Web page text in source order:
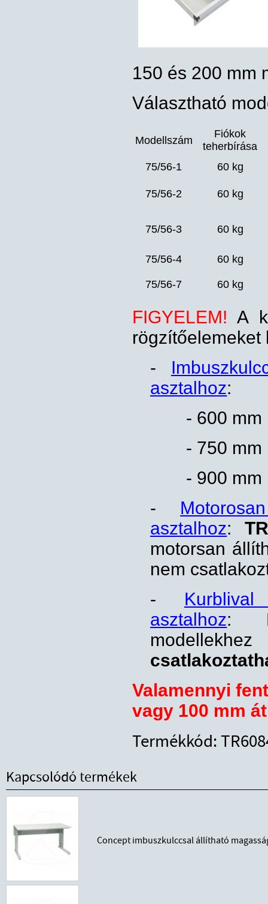
150 és 200 mm
Választható
Modellszám
Fiókok
teherbírása
75/56-1
60 kg
75/56-2 60 kg
75/56-3 60 kg
75/56-4 60 kg
75/56-7 60 kg
FIGYELEM! A
rögzítőelemeket
-
asztalhoz:
- 600
- 750
- 900
-
asztalhoz:
motorsan
nem
-
asztalhoz:
Valamennyi
vagy 100 mm
Termékkód:
Kapcsolódó termékek
Concept imbuszkulccsal állítható